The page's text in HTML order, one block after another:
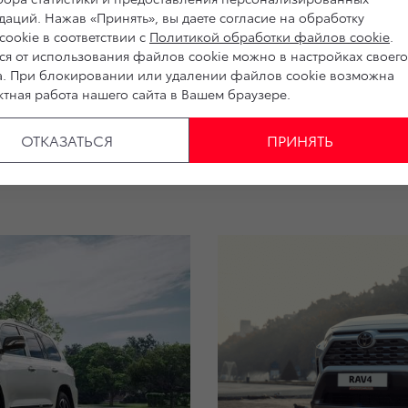
RAV4, проведенный компанией Тойота в феврале 2020
Нажав «Принять», вы даете согласие на обработку
в соответствии с Политикой обработки файлов cookie
от использования файлов cookie можно в настройках своего
При блокировании или удалении файлов cookie возможна
работа нашего сайта в Вашем браузере.
ОТКАЗАТЬСЯ ПРИНЯТЬ